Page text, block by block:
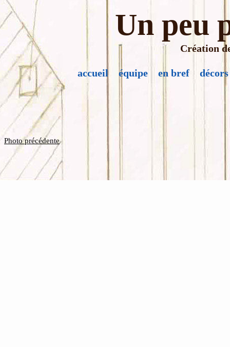
Un peu
Création
accueil équipe en bref décors
Photo précédente